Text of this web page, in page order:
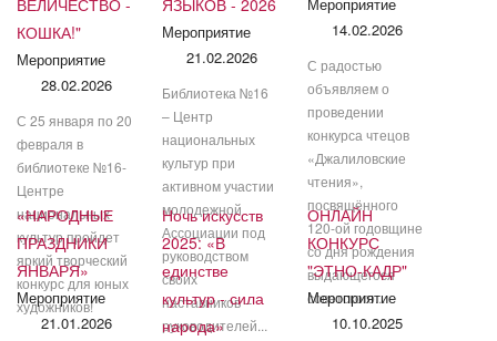
ВЕЛИЧЕСТВО -
КОШКА!"
Мероприятие
28.02.2026
С 25 января по 20
февраля в
библиотеке №16-
Центре
национальных
культур пройдет
яркий творческий
конкурс для юных
художников!
ЯЗЫКОВ - 2026
Мероприятие
21.02.2026
Библиотека №16
– Центр
национальных
культур при
активном участии
молодежной
Ассоциации под
руководством
своих
наставников –
руководителей...
14.02.2026
С радостью
объявляем о
проведении
конкурса чтецов
«Джалиловские
чтения»,
посвящённого
120-ой годовщине
со дня рождения
выдающегося
советского...
«НАРОДНЫЕ
ПРАЗДНИКИ
ЯНВАРЯ»
Мероприятие
21.01.2026
Ночь искусств
2025: «В
единстве
культур - сила
народа»
ОНЛАЙН
КОНКУРС
"ЭТНО-КАДР"
Мероприятие
10.10.2025